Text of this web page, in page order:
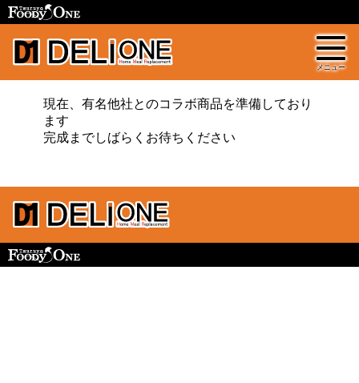
現在、有名他社とのコラボ商品を準備しており
ます
完成までしばらくお待ちください